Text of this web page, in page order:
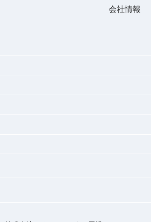
会社情報